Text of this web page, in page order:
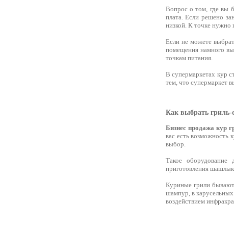
Вопрос о том, где вы
плата. Если решено
низкой. К точке нужно
Если не можете
помещения намного
точкам питания.
В супермаркетах кур
тем, что супермаркет
Как выбрать гриль-
Бизнес продажа кур
вас есть возможность
выбор.
Такое оборудование
приготовления
Куриные грили
шампур, в
воздействием